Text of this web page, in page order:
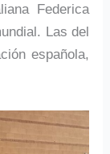
Federica
Las del
española,